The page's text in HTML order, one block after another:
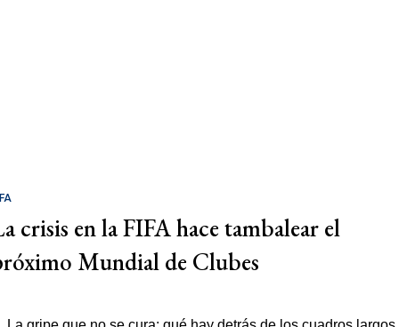
crisis en la FIFA hace tambalear el
Mundial de Clubes